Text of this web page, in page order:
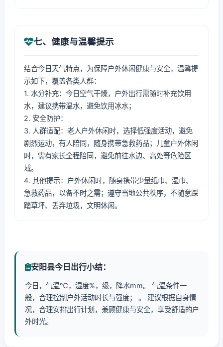
七、健康与温馨提示
结合今日天气特点，为保障户外休闲健康与安全，温馨提
示如下，覆盖各类人群：
1. 水分补充：今日空气干燥，户外出行需随时补充饮用
水，建议携带温水，避免饮用冰水；
2. 安全防护：
3. 人群适配：老人户外休闲时，选择低强度活动，避免
剧烈运动，有人陪同，随身携带急救药品；儿童户外休闲
时，需有家长全程陪同，避免前往水边、高处等危险区
域。
4. 其他提示：户外休闲时，随身携带少量纸巾、湿巾、
急救药品，以备不时之需；遵守当地公共秩序，不随意踩
踏草坪、丢弃垃圾，文明休闲。
安阳县今日出行小结：
今日，气温℃，湿度%，级，降水mm。 气温条件一
般，合理控制户外活动时长与强度； 。 建议根据自身情
况，合理安排出行计划，兼顾健康与安全，享受舒适的户
外时光。